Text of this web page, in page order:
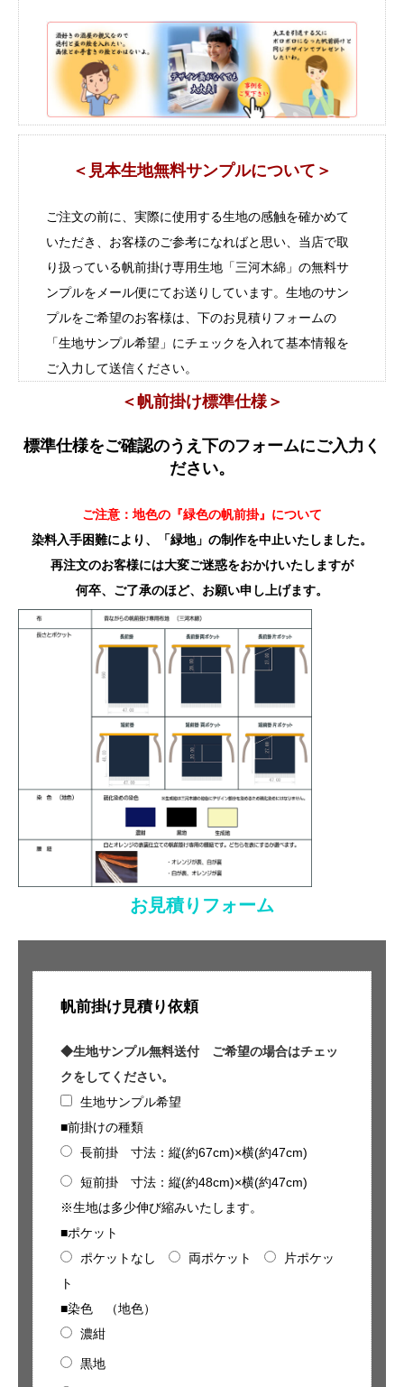
＜見本生地無料サンプルについて＞
ご注文の前に、実際に使用する生地の感触を確かめて
いただき、お客様のご参考になればと思い、当店で取
り扱っている帆前掛け専用生地「三河木綿」の無料サ
ンプルをメール便にてお送りしています。生地のサン
プルをご希望のお客様は、下のお見積りフォームの
「生地サンプル希望」にチェックを入れて基本情報を
ご入力して送信ください。
＜帆前掛け標準仕様＞
標準仕様をご確認のうえ下のフォームにご入力く
ださい。
ご注意：地色の『緑色の帆前掛』について
染料入手困難により、「緑地」の制作を中止いたしました。
再注文のお客様には大変ご迷惑をおかけいたしますが
何卒、ご了承のほど、お願い申し上げます。
お見積りフォーム
帆前掛け見積り依頼
◆生地サンプル無料送付 ご希望の場合はチェッ
クをしてください。
生地サンプル希望
■前掛けの種類
長前掛 寸法：縦(約67cm)×横(約47cm)
短前掛 寸法：縦(約48cm)×横(約47cm)
※生地は多少伸び縮みいたします。
■ポケット
ポケットなし
両ポケット
片ポケッ
ト
■染色 （地色）
濃紺
黒地